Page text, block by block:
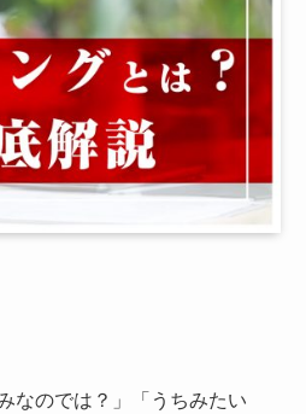
なのでは？」「うちみたい